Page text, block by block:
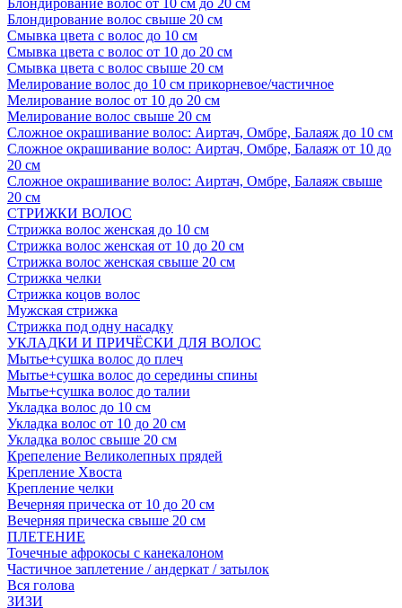
Блондирование волос от 10 см до 20 см
Блондирование волос свыше 20 см
Смывка цвета с волос до 10 см
Смывка цвета с волос от 10 до 20 см
Смывка цвета с волос свыше 20 см
Мелирование волос до 10 см прикорневое/частичное
Мелирование волос от 10 до 20 см
Мелирование волос свыше 20 см
Сложное окрашивание волос: Аиртач, Омбре, Балаяж до 10 см
Сложное окрашивание волос: Аиртач, Омбре, Балаяж от 10 до
20 см
Сложное окрашивание волос: Аиртач, Омбре, Балаяж свыше
20 см
СТРИЖКИ ВОЛОС
Стрижка волос женская до 10 см
Стрижка волос женская от 10 до 20 см
Стрижка волос женская свыше 20 см
Стрижка челки
Стрижка коцов волос
Мужская стрижка
Стрижка под одну насадку
УКЛАДКИ И ПРИЧЁСКИ ДЛЯ ВОЛОС
Мытье+сушка волос до плеч
Мытье+сушка волос до середины спины
Мытье+сушка волос до талии
Укладка волос до 10 см
Укладка волос от 10 до 20 см
Укладка волос свыше 20 см
Крепеление Великолепных прядей
Крепление Хвоста
Крепление челки
Вечерняя прическа от 10 до 20 см
Вечерняя прическа свыше 20 см
ПЛЕТЕНИЕ
Точечные афрокосы с канекалоном
Частичное заплетение / андеркат / затылок
Вся голова
ЗИЗИ